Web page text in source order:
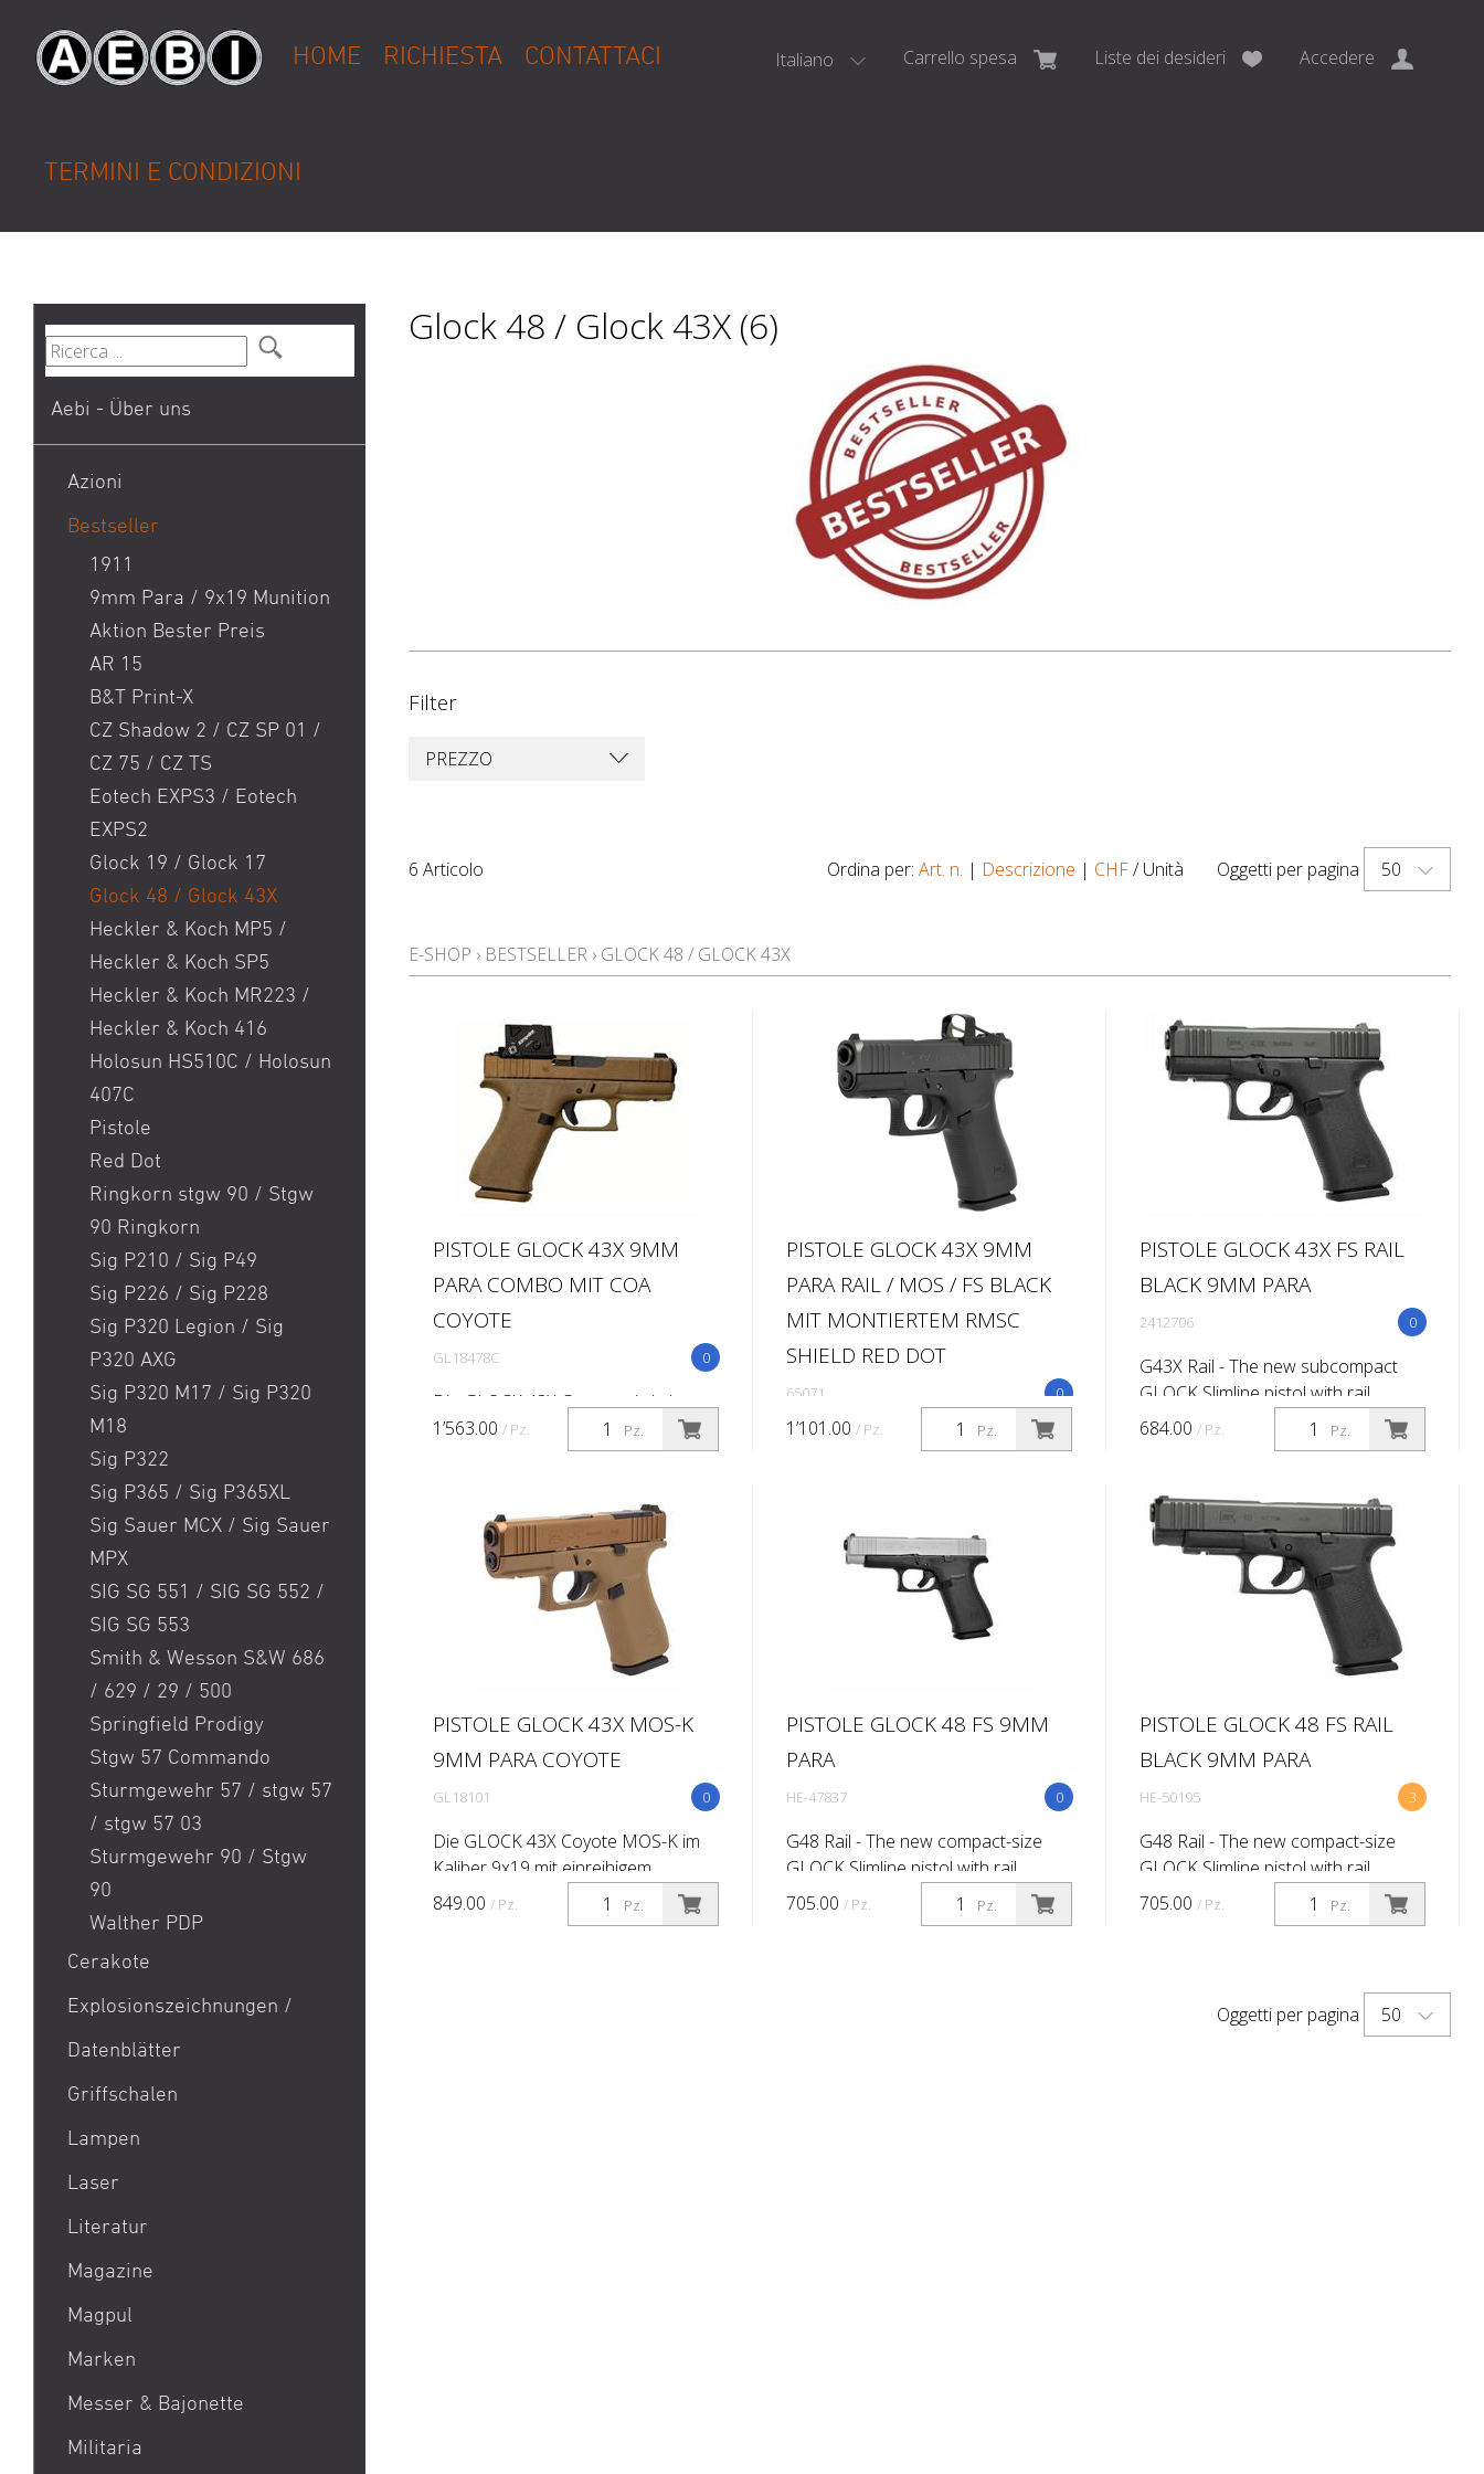
Italiano Carrello spesa Liste dei desideri Accedere
HOME RICHIESTA CONTATTACI
TERMINI E CONDIZIONI
Aebi - Über uns
Azioni
Bestseller
1911
9mm Para / 9x19 Munition
Aktion Bester Preis
AR 15
B&T Print-X
CZ Shadow 2 / CZ SP 01 /
CZ 75 / CZ TS
Eotech EXPS3 / Eotech
EXPS2
Glock 19 / Glock 17
Glock 48 / Glock 43X
Heckler & Koch MP5 /
Heckler & Koch SP5
Heckler & Koch MR223 /
Heckler & Koch 416
Holosun HS510C / Holosun
407C
Pistole
Red Dot
Ringkorn stgw 90 / Stgw
90 Ringkorn
Sig P210 / Sig P49
Sig P226 / Sig P228
Sig P320 Legion / Sig
P320 AXG
Sig P320 M17 / Sig P320
M18
Sig P322
Sig P365 / Sig P365XL
Sig Sauer MCX / Sig Sauer
MPX
SIG SG 551 / SIG SG 552 /
SIG SG 553
Smith & Wesson S&W 686
/ 629 / 29 / 500
Springfield Prodigy
Stgw 57 Commando
Sturmgewehr 57 / stgw 57
/ stgw 57 03
Sturmgewehr 90 / Stgw
90
Walther PDP
Cerakote
Explosionszeichnungen /
Datenblätter
Griffschalen
Lampen
Laser
Literatur
Magazine
Magpul
Marken
Acheron Corp AG
Messer & Bajonette
Militaria
Glock 48 / Glock 43X (6)
Filter
PREZZO
Oggetti per pagina 50
Ordina per: Art. n. | Descrizione | CHF/ Unità
6 Articolo
E-SHOP › BESTSELLER › GLOCK 48 / GLOCK 43X
PISTOLE GLOCK 43X 9MM
PARA COMBO MIT COA
COYOTE
0
GL18478C
Die GLOCK 43X Coyote wird als
Combo mit der Aimpoint COA
geliefert. Die Pistole im Kaliber 9x19
speziell für das verdeckte Tragen
entwickel...
Pz.
1’563.00 / Pz.
PISTOLE GLOCK 43X 9MM
PARA RAIL / MOS / FS BLACK
MIT MONTIERTEM RMSC
SHIELD RED DOT
0
65071
Pz.
1’101.00 / Pz.
PISTOLE GLOCK 43X FS RAIL
BLACK 9MM PARA
0
2412706
G43X Rail - The new subcompact
GLOCK Slimline pistol with rail
Chambered in 9 mm Luger the G43X
Rail features a compact Slimline
well a...
Pz.
684.00 / Pz.
PISTOLE GLOCK 43X MOS-K
9MM PARA COYOTE
0
GL18101
Die GLOCK 43X Coyote MOS-K im
Kaliber 9x19 mit einreihigem
Magazin, wurde speziell für das
verdeckte Tragen entwickelt. Mit
Pz.
849.00 / Pz.
PISTOLE GLOCK 48 FS 9MM
PARA
0
HE-47837
G48 Rail - The new compact-size
GLOCK Slimline pistol with rail
Chambered in 9 mm Luger the G48
Rail features a compact Slimline
Pz.
705.00 / Pz.
PISTOLE GLOCK 48 FS RAIL
BLACK 9MM PARA
3
HE-50195
G48 Rail - The new compact-size
GLOCK Slimline pistol with rail
Chambered in 9 mm Luger the G48
Rail features a compact Slimline
Pz.
705.00 / Pz.
Oggetti per pagina 50